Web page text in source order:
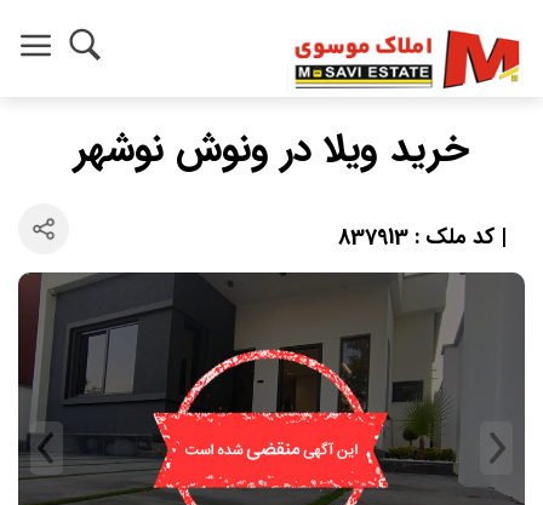
خرید ویلا در ونوش نوشهر
| کد ملک : 837913